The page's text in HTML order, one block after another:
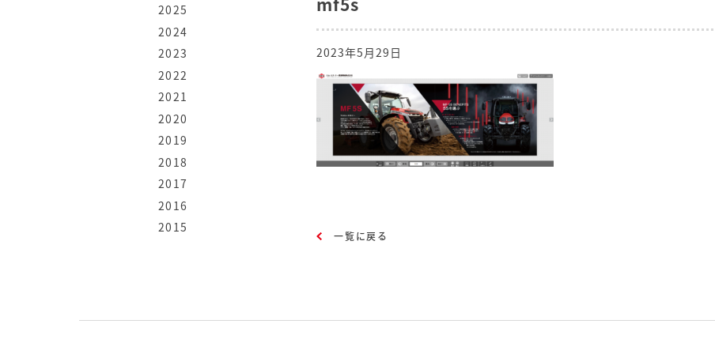
2025
2024
2023
2022
2021
2020
2019
2018
2017
2016
2015
2023年5月29日
一覧に戻る